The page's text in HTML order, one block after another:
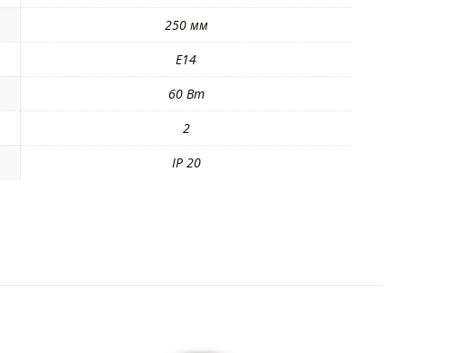
250 мм
E14
60 Вт
2
IP 20